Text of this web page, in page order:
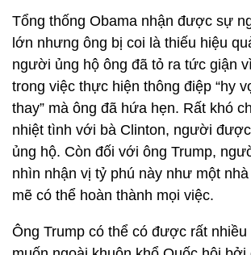
Tổng thống Obama nhận được sự
lớn nhưng ông bị coi là thiếu hiệu
người ủng hộ ông đã tỏ ra tức giận
trong việc thực hiện thông điệp “hy
thay” mà ông đã hứa hẹn. Rất khó
nhiệt tình với bà Clinton, người
ủng hộ. Còn đối với ông Trump,
nhìn nhận vị tỷ phú này như một
mẽ có thể hoàn thành mọi việc.
Ông Trump có thể có được rất nhiều